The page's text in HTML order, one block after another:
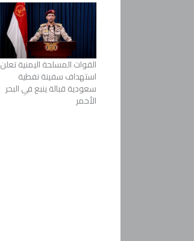
القوات المسلحة اليمنية تعلن
استهداف سفينة نفطية
سعودية قبالة ينبع في البحر
الأحمر